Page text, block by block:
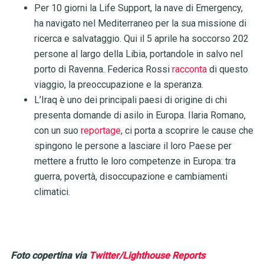
Per 10 giorni la Life Support, la nave di Emergency,
ha navigato nel Mediterraneo per la sua missione di
ricerca e salvataggio. Qui il 5 aprile ha soccorso 202
persone al largo della Libia, portandole in salvo nel
porto di Ravenna. Federica Rossi raccontadi questo
viaggio, la preoccupazione e la speranza.
L’Iraq è uno dei principali paesi di origine di chi
presenta domande di asilo in Europa. Ilaria Romano,
con un suo reportage, ci porta a scoprire le cause che
spingono le persone a lasciare il loro Paese per
mettere a frutto le loro competenze in Europa: tra
guerra, povertà, disoccupazione e cambiamenti
climatici.
Foto copertina via Twitter/Lighthouse Reports